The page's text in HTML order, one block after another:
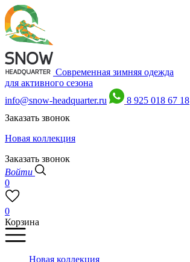
Современная зимняя одежда
для активного сезона
info@snow-headquarter.ru
8 925 018 67 18
Заказать звонок
Новая коллекция
Заказать звонок
Войти
0
0
Корзина
Новая коллекция